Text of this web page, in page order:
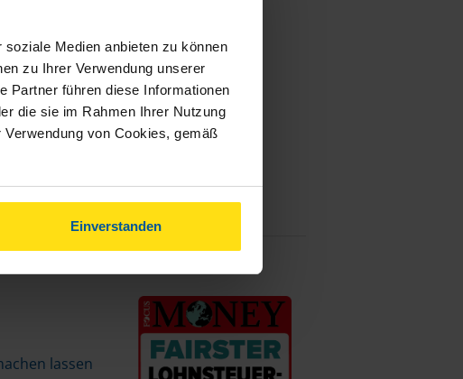
Medien anbieten zu können
zu Ihrer Verwendung unserer
Partner führen diese Informationen
die sie im Rahmen Ihrer Nutzung
von Cookies, gemäß
Einverstanden
lassen